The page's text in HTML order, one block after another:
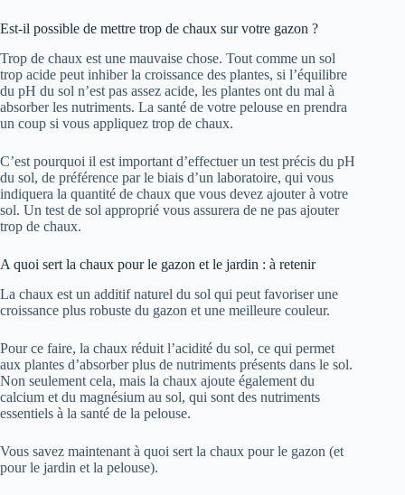
Est-il possible de mettre trop de chaux sur votre gazon ?
Trop de chaux est une mauvaise chose. Tout comme un sol
trop acide peut inhiber la croissance des plantes, si l’équilibre
du pH du sol n’est pas assez acide, les plantes ont du mal à
absorber les nutriments. La santé de votre pelouse en prendra
un coup si vous appliquez trop de chaux.
C’est pourquoi il est important d’effectuer un test précis du pH
du sol, de préférence par le biais d’un laboratoire, qui vous
indiquera la quantité de chaux que vous devez ajouter à votre
sol. Un test de sol approprié vous assurera de ne pas ajouter
trop de chaux.
A quoi sert la chaux pour le gazon et le jardin : à retenir
La chaux est un additif naturel du sol qui peut favoriser une
croissance plus robuste du gazon et une meilleure couleur.
Pour ce faire, la chaux réduit l’acidité du sol, ce qui permet
aux plantes d’absorber plus de nutriments présents dans le sol.
Non seulement cela, mais la chaux ajoute également du
calcium et du magnésium au sol, qui sont des nutriments
essentiels à la santé de la pelouse.
Vous savez maintenant à quoi sert la chaux pour le gazon (et
pour le jardin et la pelouse).